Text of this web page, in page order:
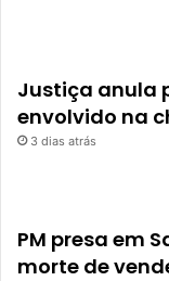
Justiça anula
envolvido na
3 dias atrás
PM presa em
morte de